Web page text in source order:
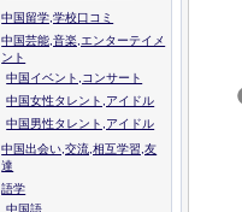
中国留学,学校口コミ
中国芸能,音楽,エンターテイメ
ント
中国イベント,コンサート
中国女性タレント,アイドル
中国男性タレント,アイドル
中国出会い,交流,相互学習,友
達
語学
中国語